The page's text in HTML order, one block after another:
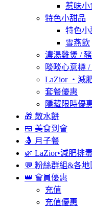
惹味小
特色小甜品
特色小
雪燕飲
濃湯雞煲 /
啖啖心意樽
LaZior ・減
套餐優惠
隱藏限時優
🎁 散水餅
🍱 美食到會
🤱 月子餐
🌿 LaZior•減肥排
💬 粉絲群組&各
👑 會員優惠
充值
充值優惠